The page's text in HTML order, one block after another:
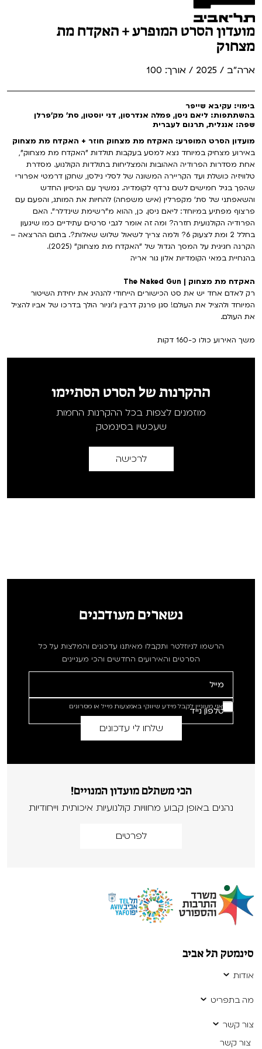
מועדון הסרט המופרע + האקדח מת
מצחוק
ארה"ב / 2025 / אורך: 100
בימוי: עקיבא שייפר
בהשתתפות: ליאם ניסן, פמלה אנדרסון, דני יוסטון, סת' מק'פרלן
שפה: אנגלית, תרגום לעברית
מועדון הסרט המופרע: האקדח מת מצחוק חוזר + האקדח מת מצחוק
באירוע מצחיק במיוחד נצא למסע בעקבות תולדות "האקדח מת מצחוק",
אחת מסדרות הפרודיה האהובות והמצליחות בתולדות הקולנוע. מסדרת
טלוויזיה כושלת ועד הקריירה המשונה של לסלי נילסן, שחקן דרמטי אפרורי
שהפך בגיל חמישים לשם נרדף לקומדיה. נמשיך עם הניסיון החדש
והשאפתני של סת' מקפרלין (איש משפחה) להחיות את המותג, והפעם עם
פרצוף מפתיע במיוחד: ליאם ניסן. כן, ההוא מ"רשימת שינדלר". האם
הפרודיה הקולנועית חזרה? ומה זה אומר לגבי סרטים עתידיים כמו שיגעון
בחלל 2 ומת לצעוק 6? ולמה צריך לשאול שלוש שאלות?. בתום ההרצאה –
הקרנה חגיגית על המסך הגדול של "האקדח מת מצחוק" (2025).
בהנחיית במאי הקומדיות אלון גור אריה
האקדח מת מצחוק | The Naked Gun
רק לאדם אחד יש את סט הכישורים הייחודי להנהיג את יחידת השיטור
המיוחד ולהציל את העולם! סגן פרנק דרבין ג'וניור הולך בדרכו של אביו להציל
את העולם.
משך האירוע כולו כ-160 דקות
ההקרנות של הסרט הסתיימו
מוזמנים לצפות בכל ההקרנות החמות
שעכשיו בסינמטק
לרכישה
נשארים מעודכנים
הרשמו לניוזלטר ותקבלו מאיתנו עדכונים והמלצות על כל
הסרטים והאירועים החדשים והכי מעניינים
אני מעוניין לקבל מידע שיווקי באמצעות מייל או מסרונים
הכי משתלם מועדון המנויים!
נהנים באופן קבוע מחוויות קולנועיות איכותית וייחודיות
לפרטים
סינמטק תל אביב
אודות
מה בתפריט
צור קשר
צור קשר